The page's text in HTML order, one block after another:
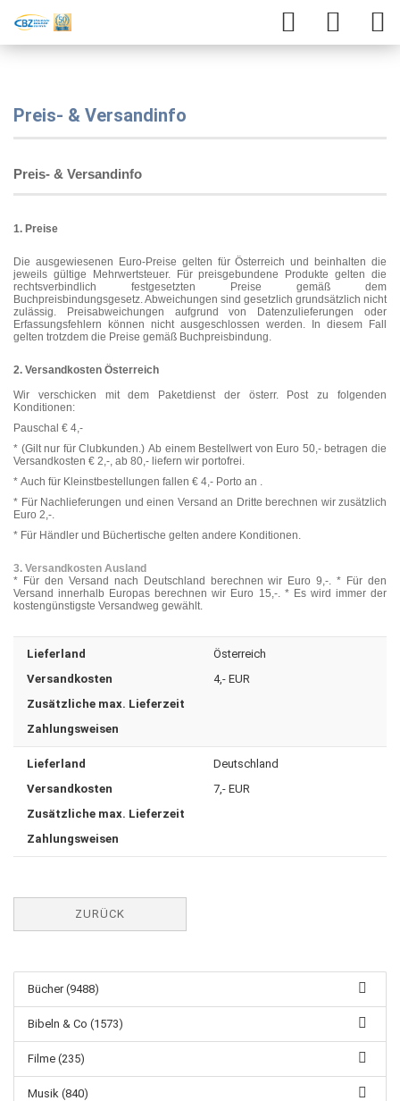
Preis- & Versandinfo
Preis- & Versandinfo
1. Preise
Die ausgewiesenen Euro-Preise gelten für Österreich und beinhalten die
jeweils gültige Mehrwertsteuer. Für preisgebundene Produkte gelten die
rechtsverbindlich festgesetzten Preise gemäß dem
Buchpreisbindungsgesetz. Abweichungen sind gesetzlich grundsätzlich nicht
zulässig. Preisabweichungen aufgrund von Datenzulieferungen oder
Erfassungsfehlern können nicht ausgeschlossen werden. In diesem Fall
gelten trotzdem die Preise gemäß Buchpreisbindung.
2. Versandkosten Österreich
Wir verschicken mit dem Paketdienst der österr. Post zu folgenden
Konditionen:
Pauschal € 4,-
* (Gilt nur für Clubkunden.) Ab einem Bestellwert von Euro 50,- betragen die
Versandkosten € 2,-, ab 80,- liefern wir portofrei.
* Auch für Kleinstbestellungen fallen € 4,- Porto an .
* Für Nachlieferungen und einen Versand an Dritte berechnen wir zusätzlich
Euro 2,-.
* Für Händler und Büchertische gelten andere Konditionen.
3. Versandkosten Ausland
* Für den Versand nach Deutschland berechnen wir Euro 9,-. * Für den
Versand innerhalb Europas berechnen wir Euro 15,-. * Es wird immer der
kostengünstigste Versandweg gewählt.
Lieferland
Österreich
Versandkosten
4,- EUR
Zusätzliche max. Lieferzeit
Zahlungsweisen
Lieferland
Deutschland
Versandkosten
7,- EUR
Zusätzliche max. Lieferzeit
Zahlungsweisen
ZURÜCK
Bücher (9488)
Bibeln & Co (1573)
Filme (235)
Musik (840)